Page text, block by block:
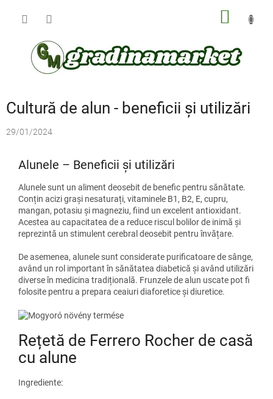
COŞ
Cultură de alun - beneficii și utilizări
29/01/2024
Alunele – Beneficii și utilizări
Alunele sunt un aliment deosebit de benefic pentru sănătate.
Conțin acizi grași nesaturați, vitaminele B1, B2, E, cupru,
mangan, potasiu și magneziu, fiind un excelent antioxidant.
Acestea au capacitatea de a reduce riscul bolilor de inimă și
reprezintă un stimulent cerebral deosebit pentru învățare.
De asemenea, alunele sunt considerate purificatoare de sânge,
având un rol important în sănătatea diabetică și având utilizări
diverse în medicina tradițională. Frunzele de alun uscate pot fi
folosite pentru a prepara ceaiuri diaforetice și diuretice.
Rețetă de Ferrero Rocher de casă
cu alune
Ingrediente: